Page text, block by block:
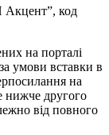
Акцент”, код
на порталі
умови вставки в
на
нижче другого
від повного